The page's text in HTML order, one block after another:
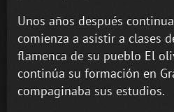
Unos años después
comienza a asistir a clases
flamenca de su pueblo El
continúa su formación en
compaginaba sus estudios.